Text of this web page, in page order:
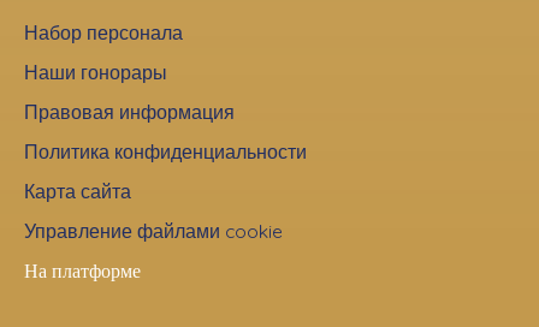
Набор персонала
Наши гонорары
Правовая информация
Политика конфиденциальности
Карта сайта
Управление файлами cookie
На платформе